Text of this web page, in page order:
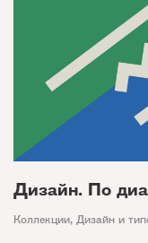
Дизайн. По
Коллекции, Дизайн и